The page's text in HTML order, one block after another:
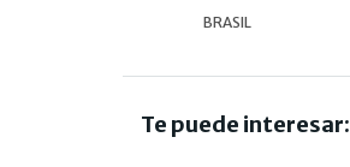
BRASIL
Te puede interesar: